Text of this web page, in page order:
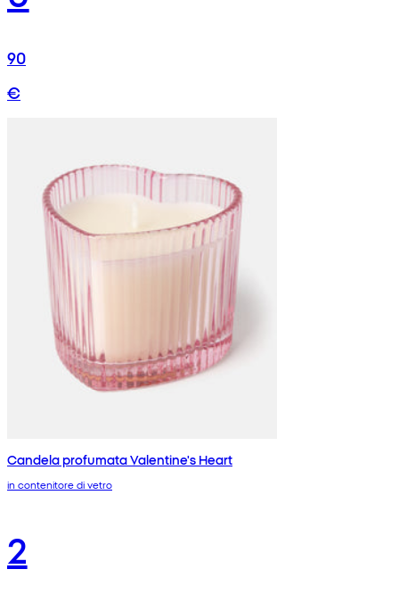
90
€
Candela profumata Valentine's Heart
in contenitore di vetro
2